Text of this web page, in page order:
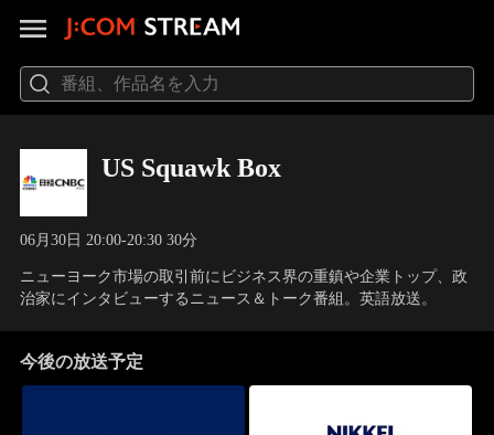
US Squawk Box
06月30日 20:00-20:30 30分
ニューヨーク市場の取引前にビジネス界の重鎮や企業トップ、政
治家にインタビューするニュース＆トーク番組。英語放送。
今後の放送予定